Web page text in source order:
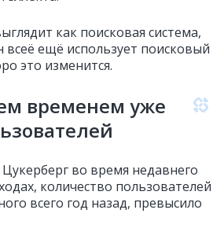
как поисковая система,
всеё ещё использует поисковый
это изменится.
временем уже
во время недавнего
количество пользователей
всего год назад, превысило